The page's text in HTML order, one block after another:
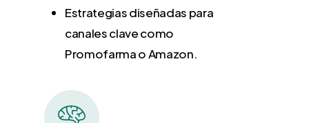
Estrategias diseñadas para
canales clave como
Promofarma o Amazon.